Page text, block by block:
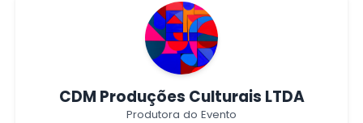
CDM Produções Culturais LTDA
Produtora do Evento